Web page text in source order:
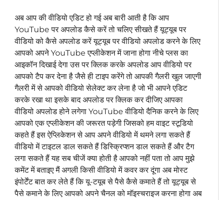
अब आप की वीडियो एडिट हो गई अब बारी आती है कि आप
YouTube पर अपलोड कैसे करें तो चलिए सीखते हैं यूट्यूब पर
वीडियो को कैसे अपलोड करें यूट्यूब पर वीडियो अपलोड करने के लिए
आपको अपने YouTube एप्लीकेशन में जाना होगा नीचे प्लस का
आइकॉन दिखाई देगा उस पर क्लिक करके अपलोड आप वीडियो पर
आपको टैप कर देना है जैसे ही टाइप करेंगे तो आपकी गैलरी खुल जाएगी
गैलरी में से आपको वीडियो सेलेक्ट कर लेना है जो भी आपने एडिट
करके रखा था इसके बाद अपलोड पर क्लिक कर दीजिए आपका
वीडियो अपलोड होने लगेगा YouTube वीडियो दैनिक करने के लिए
आपको एक एप्लीकेशन की जरूरत पड़ेगी जिसको हम वाइट स्टूडियो
कहते हैं इस ऐप्लिकेशन से आप अपने वीडियो में थमने लगा सकते हैं
वीडियो में टाइटल डाल सकते हैं डिस्क्रिप्शन डाल सकते हैं और टैग
लगा सकते हैं यह सब चीजें क्या होती है आपको नहीं पता तो आप मुझे
कमेंट में बताइए मैं अगली किसी वीडियो में कवर कर दूंगा अब मोस्ट
इंपोर्टेंट बात कर लेते हैं कि यू-टयूब से पैसे कैसे कमाते हैं तो यूट्यूब से
पैसे कमाने के लिए आपको अपने चैनल को मॉइस्चराइज करना होगा अब